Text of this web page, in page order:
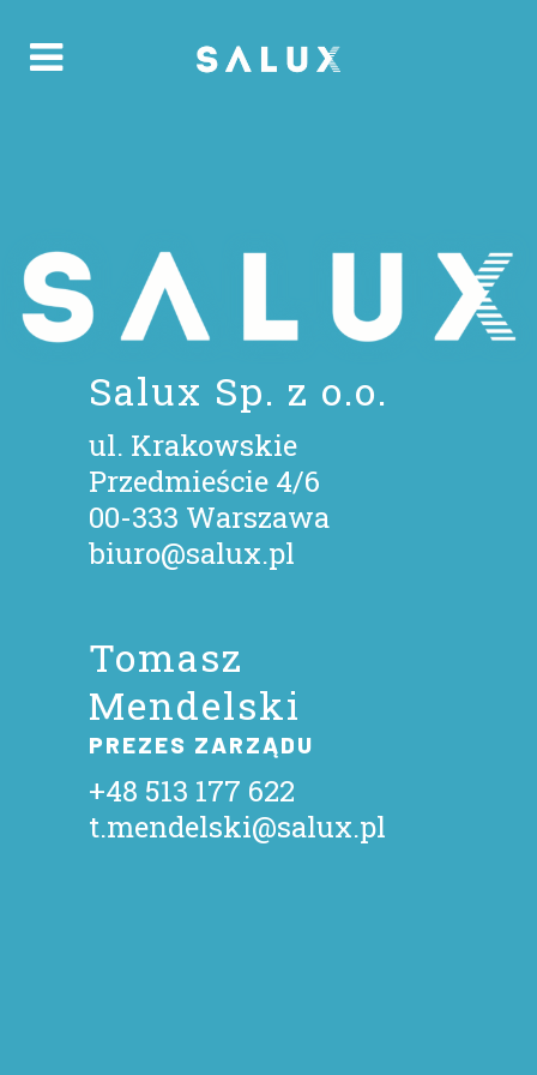
Salux Sp. z o.o.
ul. Krakowskie
Przedmieście 4/6
00-333 Warszawa
biuro@salux.pl
Tomasz
Mendelski
PREZES ZARZĄDU
+48 513 177 622
t.mendelski@salux.pl